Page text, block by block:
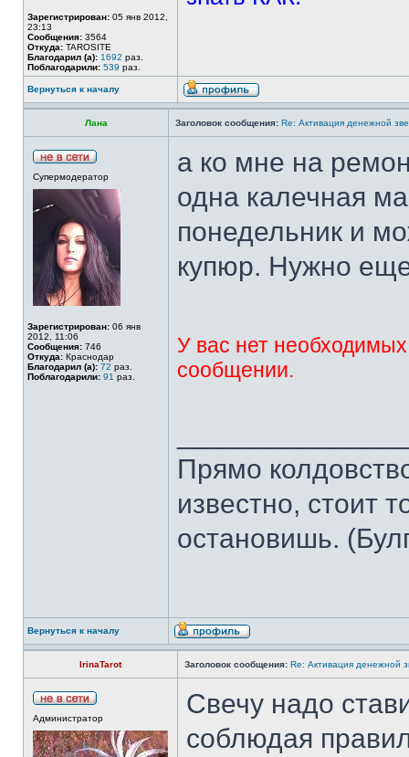
Зарегистрирован: 05 янв 2012,
23:13
Сообщения: 3564
Откуда: TAROSITE
Благодарил (а): 1692 раз.
Поблагодарили: 539 раз.
Вернуться к началу
Лана Заголовок сообщения: Re: Активация денежной
Супермодератор
Зарегистрирован: 06 янв
2012, 11:06
Сообщения: 746
Откуда: Краснодар
Благодарил (а): 72 раз.
Поблагодарили: 91 раз.
а ко мне на
одна калечная
понедельник и
купюр. Нужно
У вас нет
сообщении.
Прямо
известно, стоит
остановишь.
Вернуться к началу
IrinaTarot Заголовок сообщения: Re: Активация денежной
Администратор
Свечу надо
соблюдая